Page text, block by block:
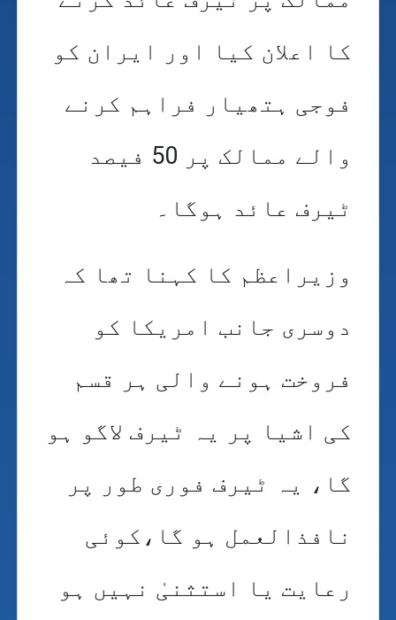
کا اعلان کیا اور ایران کو
فوجی ہتھیار فراہم کرنے
والے ممالک پر 50 فیصد
ٹیرف عائد ہوگا۔
وزیراعظم کا کہنا تھا کہ
دوسری جانب امریکا کو
فروخت ہونے والی ہر قسم
کی اشیا پر یہ ٹیرف لاگو ہو
گا، یہ ٹیرف فوری طور پر
نافذالعمل ہو گا،کوئی
رعایت یا استثنیٰ نہیں ہو